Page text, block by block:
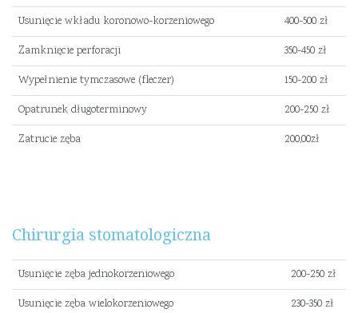
Usunięcie wkładu koronowo-korzeniowego
400-500 zł
Zamknięcie perforacji
350-450 zł
Wypełnienie tymczasowe (fleczer)
150-200 zł
Opatrunek długoterminowy
200-250 zł
Zatrucie zęba
200,00zł
Chirurgia stomatologiczna
Usunięcie zęba jednokorzeniowego
200-250 zł
Usunięcie zęba wielokorzeniowego
230-350 zł